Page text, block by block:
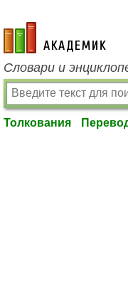
academic.ru
Словари и
Толкования